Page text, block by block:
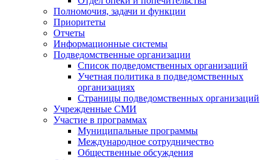
Полномочия, задачи и функции
Приоритеты
Отчеты
Информационные системы
Подведомственные организации
Список подведомственных организаций
Учетная политика в подведомственных
организациях
Страницы подведомственных организаций
Учрежденные СМИ
Участие в программах
Муниципальные программы
Международное сотрудничество
Общественные обсуждения